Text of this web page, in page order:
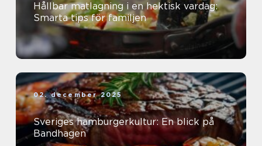
Hållbar matlagning i en hektisk vardag:
Smarta tips för familjen
02. december 2025
Sveriges hamburgerkultur: En blick på
Bandhagen